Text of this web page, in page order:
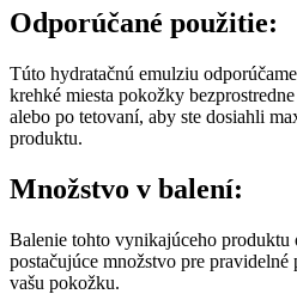
Odporúčané použitie:
Túto hydratačnú emulziu
krehké miesta pokožky
alebo po tetovaní, aby ste dosiahli
produktu.
Množstvo v balení:
Balenie tohto vynikajúceho produktu
postačujúce množstvo pre
vašu pokožku.